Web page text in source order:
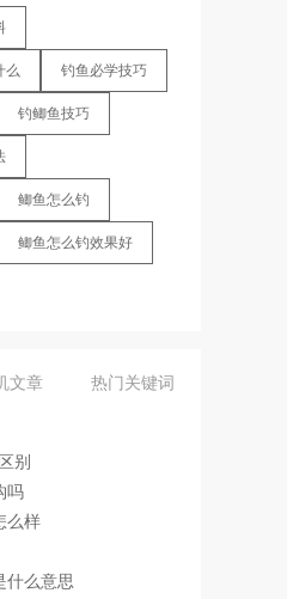
么 钓鱼必学技巧
钓鲫鱼技巧
鲫鱼怎么钓
鲫鱼怎么钓效果好
文章 热门关键词
别
吗
么样
什么意思